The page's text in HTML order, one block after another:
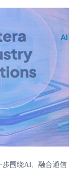
步围绕AI、融合通信